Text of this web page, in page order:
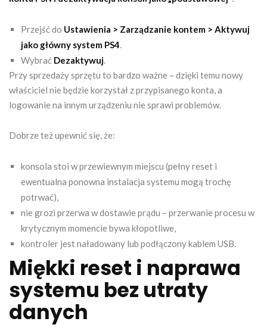
Przejść do Ustawienia > Zarządzanie kontem > Aktywuj
jako główny system PS4
Wybrać Dezaktywuj
Przy sprzedaży sprzętu to bardzo ważne – dzięki temu nowy
właściciel nie będzie korzystał z przypisanego konta, a
logowanie na innym urządzeniu nie sprawi problemów.
Dobrze też upewnić się, że:
konsola stoi w przewiewnym miejscu (pełny reset i
ewentualna ponowna instalacja systemu mogą trochę
potrwać),
nie grozi przerwa w dostawie prądu – przerwanie procesu w
krytycznym momencie bywa kłopotliwe,
kontroler jest naładowany lub podłączony kablem USB.
Miękki reset i naprawa
systemu bez utraty
danych